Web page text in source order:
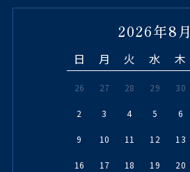
2026年8月
日 月 火 水 木
26 27 28 29 30
2 3 4 5 6
9 10 11 12 13
16 17 18 19 20